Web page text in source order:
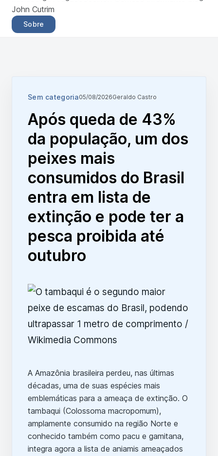
John Cutrim
Sobre
Sem categoria05/08/2026Geraldo Castro
Após queda de 43%
da população, um dos
peixes mais
consumidos do Brasil
entra em lista de
extinção e pode ter a
pesca proibida até
outubro
A Amazônia brasileira perdeu, nas últimas
décadas, uma de suas espécies mais
emblemáticas para a ameaça de extinção. O
tambaqui (Colossoma macropomum),
amplamente consumido na região Norte e
conhecido também como pacu e gamitana,
integra agora a lista de aniamis ameaçados